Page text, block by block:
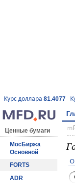
Курс доллара 81.4077
Ценные бумаги
МосБиржа
Основной
FORTS
ADR
О